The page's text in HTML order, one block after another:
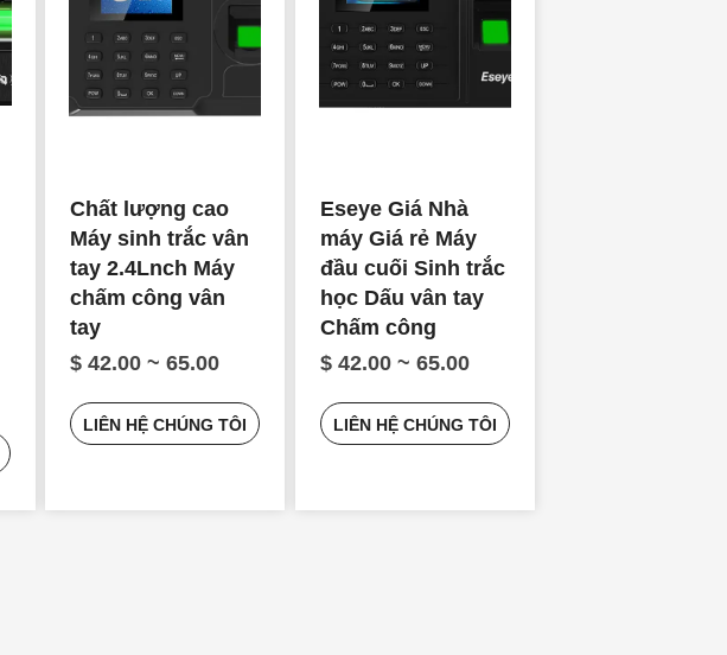
Chất lượng cao
Máy sinh trắc vân
tay 2.4Lnch Máy
chấm công vân
tay
$ 42.00 ~ 65.00
LIÊN HỆ CHÚNG TÔI
Eseye Giá Nhà
máy Giá rẻ Máy
đầu cuối Sinh trắc
học Dấu vân tay
Chấm công
$ 42.00 ~ 65.00
LIÊN HỆ CHÚNG TÔI